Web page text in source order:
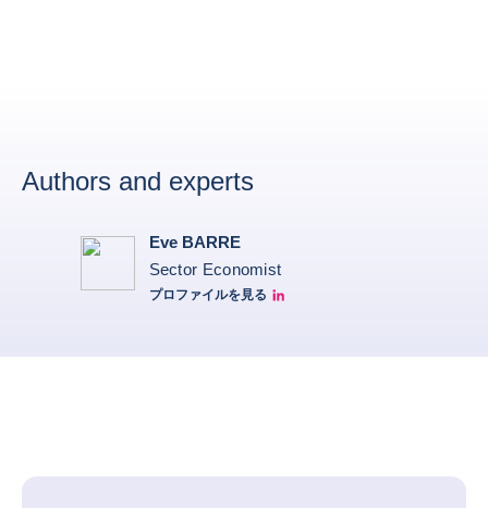
Authors and experts
Eve BARRE
Sector Economist
プロファイルを見る
Eve barré linkedin